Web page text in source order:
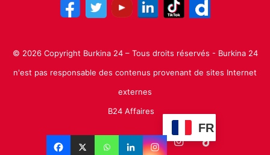
© 2026 Copyright Burkina 24 – Tous droits réservés - Burkina 24
n'est pas responsable des contenus provenant de sites Internet
externes
B24 Affaires
FR
Facebook LinkedinYouTubeInstagram
TikTok